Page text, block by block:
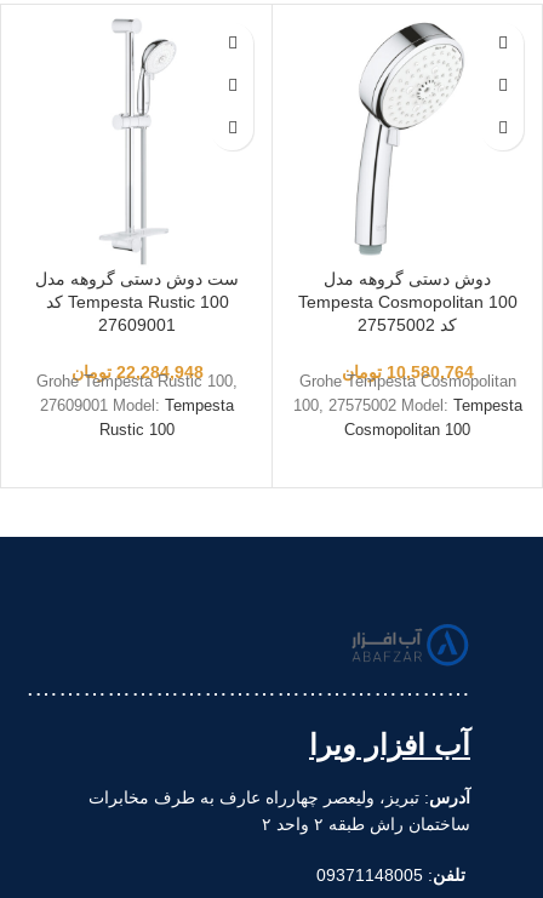
دوش دستی گروهه مدل
Tempesta Cosmopolitan 100
کد 27575002
10,580,764 تومان
Grohe Tempesta Cosmopolitan
100, 27575002 Model: Tempesta
Cosmopolitan 100
ست دوش دستی گروهه مدل
Tempesta Rustic 100 کد
27609001
22,284,948 تومان
Grohe Tempesta Rustic 100,
27609001 Model: Tempesta
Rustic 100
……………………………………………….
آب افزار ویرا
آدرس: تبریز، ولیعصر چهارراه عارف به طرف مخابرات
ساختمان راش طبقه ۲ واحد ۲
تلفن: 09371148005